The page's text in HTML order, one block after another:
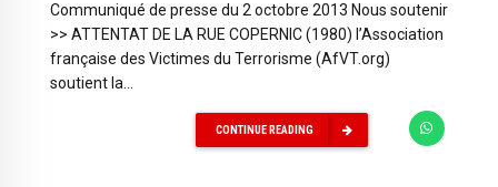
Communiqué de presse du 2 octobre 2013 Nous soutenir
>> ATTENTAT DE LA RUE COPERNIC (1980) l’Association
française des Victimes du Terrorisme (AfVT.org)
soutient la...
CONTINUE READING